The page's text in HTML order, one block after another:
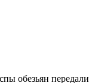
обезьян передали